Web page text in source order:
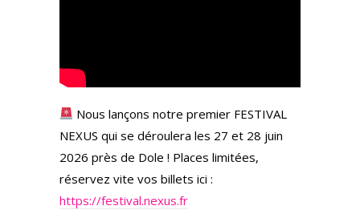
Nous lançons notre premier FESTIVAL
NEXUS qui se déroulera les 27 et 28 juin
2026 près de Dole ! Places limitées,
réservez vite vos billets ici :
https://festival.nexus.fr